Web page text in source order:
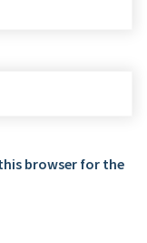
browser for the